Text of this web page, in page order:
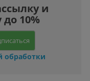
и
10%
обработки